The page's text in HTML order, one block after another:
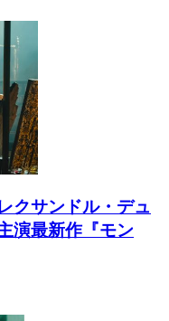
クサンドル・デュ
演最新作『モン